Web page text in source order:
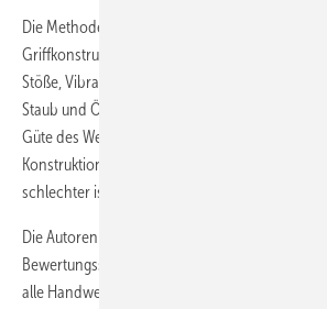
Die Methode zieht folgende Kriterien zur
Griffkonstruktion, äußere Kräfte, Gewicht des
Stöße, Vibrationen, Belastung durch Lärm
Staub und Öl. Zu jedem Kriterium wird eine
Güte des Werkzeugs beschreibt und mit der
Konstruktionen vergleichen lassen. Je höher
schlechter ist das Gerät aus ergonomischer
Die Autoren dieser Methode haben auf diese
Bewertungsschema mit Ergonomiefaktoren
alle Handwerkzeuge anwenden lässt, ganz